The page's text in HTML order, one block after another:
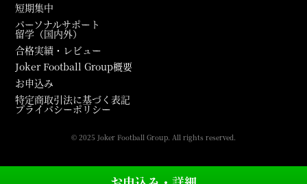
短期集中
パーソナルサポート
留学（国内外）
合格実績・レビュー
Joker Football Group概要
お申込み
特定商取引法に基づく表記
プライバシーポリシー
© 2025 Joker Football Group. All rights reserved.